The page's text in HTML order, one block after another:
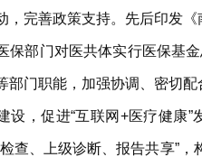
，完善政策支持。先后印发
保部门对医共体实行医保基
部门职能，加强协调、密切
设，促进“互联网+医疗健康
查、上级诊断、报告共享”